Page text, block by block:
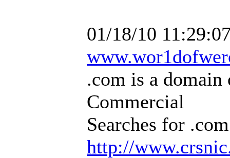
01/18/10
.com is a
Commercial
Searches for
http://